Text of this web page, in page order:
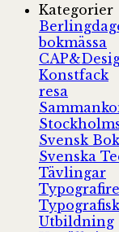
Kategorier
bokmässa
Konstfack
resa
Svensk
Svenska
Tävlingar
Utbildning